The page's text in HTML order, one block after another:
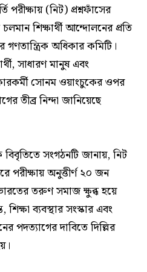
(নিট) প্রশ্নফাঁসের
শিক্ষার্থী আন্দোলনের প্রতি
গণতান্ত্রিক অধিকার কমিটি।
সাধারণ মানুষ এবং
সোনম ওয়াংচুকের ওপর
তীব্র নিন্দা জানিয়েছে
সংগঠনটি জানায়, নিট
পরীক্ষায় অনুত্তীর্ণ ২০ জন
তরুণ সমাজ ক্ষুব্ধ হয়ে
ব্যবস্থার সংস্কার এবং
পদত্যাগের দাবিতে দিল্লির